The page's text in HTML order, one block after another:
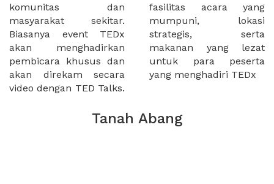
komunitas dan
masyarakat sekitar.
Biasanya event TEDx
akan menghadirkan
pembicara khusus dan
akan direkam secara
video dengan TED Talks.
fasilitas acara yang
mumpuni, lokasi
strategis, serta
makanan yang lezat
untuk para peserta
yang menghadiri TEDx
Tanah Abang